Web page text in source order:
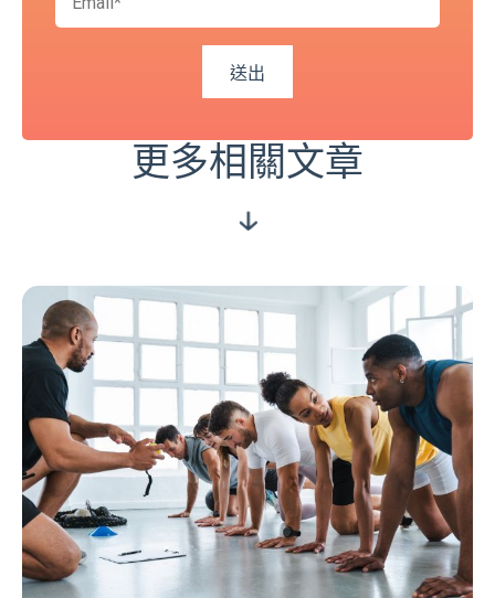
更多相關文章